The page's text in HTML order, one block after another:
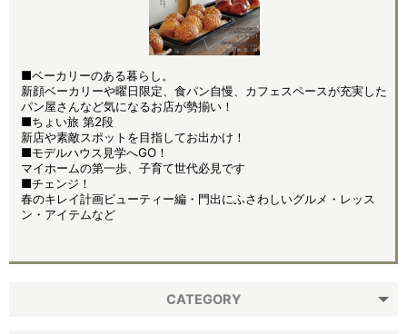
■ベーカリーのある暮らし。
新顔ベーカリーや曜日限定、食パン自慢、カフェスペースが充実した
パン屋さんなど気になるお店が勢揃い！
■ちょい旅 第2段
新店や素敵スポットを目指してお出かけ！
■モデルハウス見学へGO！
マイホームの第一歩、子育て世代必見です
■チェンジ！
春のキレイ計画ビューティー編・門出にふさわしいグルメ・レッス
ン・アイテムなど
CATEGORY